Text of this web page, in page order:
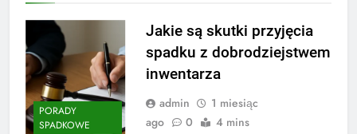
PORADY
SPADKOWE
Jakie są skutki przyjęcia
spadku z dobrodziejstwem
inwentarza
admin
1 miesiąc
ago
0 4 mins